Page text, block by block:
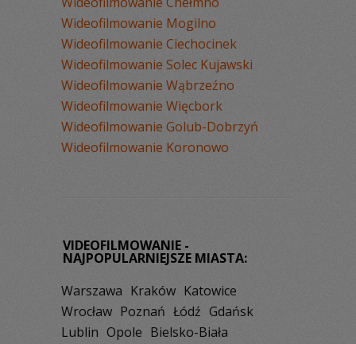
Wideofilmowanie Mogilno
Wideofilmowanie Ciechocinek
Wideofilmowanie Solec Kujawski
Wideofilmowanie Wąbrzeźno
Wideofilmowanie Więcbork
Wideofilmowanie Golub-Dobrzyń
Wideofilmowanie Koronowo
VIDEOFILMOWANIE -
NAJPOPULARNIEJSZE MIASTA:
Warszawa Kraków Katowice
Wrocław Poznań Łódź Gdańsk
Lublin Opole Bielsko-Biała